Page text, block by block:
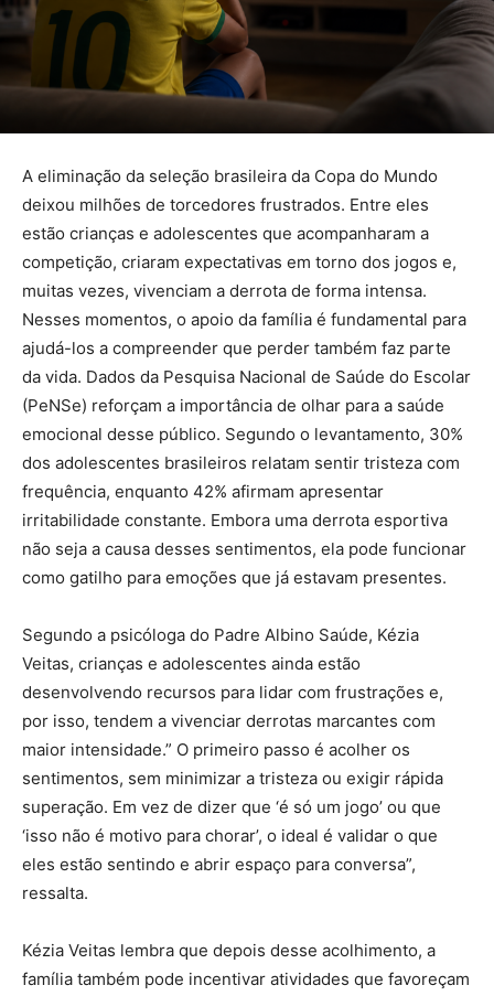
A eliminação da seleção brasileira da Copa do Mundo
deixou milhões de torcedores frustrados. Entre eles
estão crianças e adolescentes que acompanharam a
competição, criaram expectativas em torno dos jogos e,
muitas vezes, vivenciam a derrota de forma intensa.
Nesses momentos, o apoio da família é fundamental para
ajudá-los a compreender que perder também faz parte
da vida. Dados da Pesquisa Nacional de Saúde do Escolar
(PeNSe) reforçam a importância de olhar para a saúde
emocional desse público. Segundo o levantamento, 30%
dos adolescentes brasileiros relatam sentir tristeza com
frequência, enquanto 42% afirmam apresentar
irritabilidade constante. Embora uma derrota esportiva
não seja a causa desses sentimentos, ela pode funcionar
como gatilho para emoções que já estavam presentes.
Segundo a psicóloga do Padre Albino Saúde, Kézia
Veitas, crianças e adolescentes ainda estão
desenvolvendo recursos para lidar com frustrações e,
por isso, tendem a vivenciar derrotas marcantes com
maior intensidade.” O primeiro passo é acolher os
sentimentos, sem minimizar a tristeza ou exigir rápida
superação. Em vez de dizer que ‘é só um jogo’ ou que
‘isso não é motivo para chorar’, o ideal é validar o que
eles estão sentindo e abrir espaço para conversa”,
ressalta.
Kézia Veitas lembra que depois desse acolhimento, a
família também pode incentivar atividades que favoreçam